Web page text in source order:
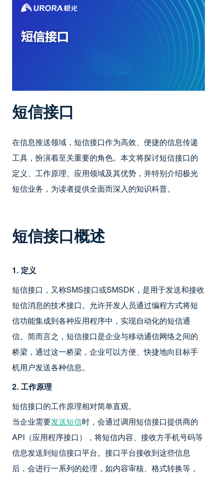
短信接口
在信息推送领域，短信接口作为高效、便捷的信息传递
工具，扮演着至关重要的角色。本文将探讨短信接口的
定义、工作原理、应用领域及其优势，并特别介绍极光
短信业务，为读者提供全面而深入的知识科普。
短信接口概述
1. 定义
短信接口，又称SMS接口或SMSDK，是用于发送和接收
短信消息的技术接口。允许开发人员通过编程方式将短
信功能集成到各种应用程序中，实现自动化的短信通
信。简而言之，短信接口是企业与移动通信网络之间的
桥梁，通过这一桥梁，企业可以方便、快捷地向目标手
机用户发送各种信息。
2. 工作原理
短信接口的工作原理相对简单直观。
当企业需要发送短信时，会通过调用短信接口提供商的
API（应用程序接口），将短信内容、接收方手机号码等
信息发送到短信接口平台。接口平台接收到这些信息
后，会进行一系列的处理，如内容审核、格式转换等，